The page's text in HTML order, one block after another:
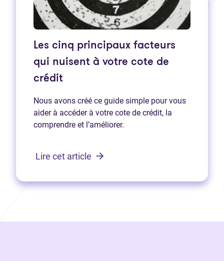
Les cinq principaux facteurs
qui nuisent à votre cote de
crédit
Nous avons créé ce guide simple pour vous
aider à accéder à votre cote de crédit, la
comprendre et l’améliorer.
Lire cet article